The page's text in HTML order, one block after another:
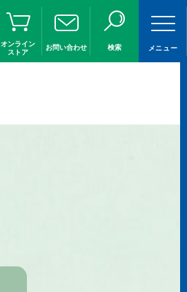
オンライン
ストア
お問い合わせ 検索 メニュー